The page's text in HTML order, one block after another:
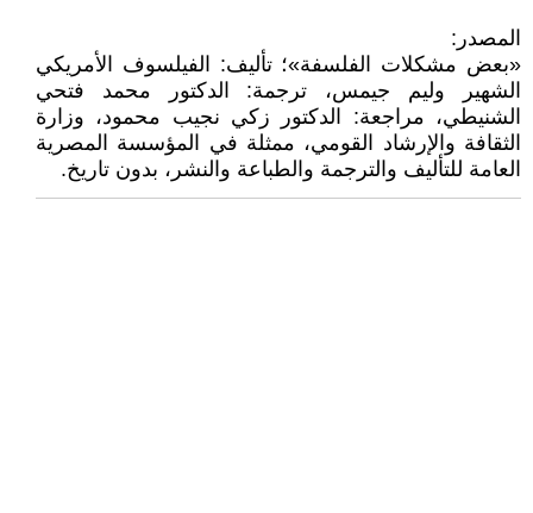
المصدر:
«بعض مشكلات الفلسفة»؛ تأليف: الفيلسوف الأمريكي
الشهير وليم جيمس، ترجمة: الدكتور محمد فتحي
الشنيطي، مراجعة: الدكتور زكي نجيب محمود، وزارة
الثقافة والإرشاد القومي، ممثلة في المؤسسة المصرية
العامة للتأليف والترجمة والطباعة والنشر، بدون تاريخ.